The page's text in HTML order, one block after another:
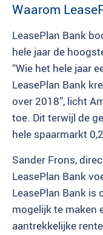
Waarom
LeasePlan Bank
hele jaar de
“Wie het hele jaar
LeasePlan Bank
over 2018”, licht
toe. Dit terwijl de
hele spaarmarkt
Sander Frons,
LeasePlan Bank
LeasePlan Bank is
mogelijk te maken
aantrekkelijke